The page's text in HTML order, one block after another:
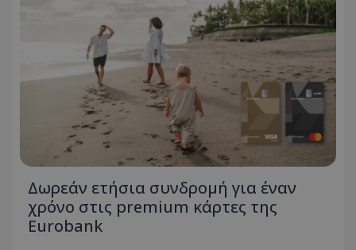
Δωρεάν ετήσια συνδρομή για έναν
χρόνο στις premium κάρτες της
Eurobank
VISITOR_PRIVACY_METADATA
YouTube
.youtube.com